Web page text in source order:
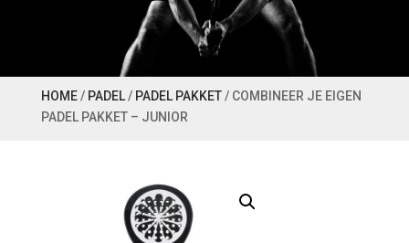
HOME/ PADEL/ PADEL PAKKET/ COMBINEER JE EIGEN
PADEL PAKKET – JUNIOR